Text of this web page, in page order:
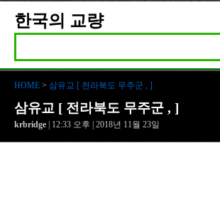
한국의 교량
HOME > 삼유교 [ 전라북도 무주군 , ]
삼유교 [ 전라북도 무주군 , ]
krbridge | 12:33 오후 | 2018년 11월 23일